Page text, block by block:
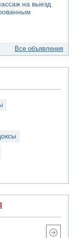
на выезд
Все объявления